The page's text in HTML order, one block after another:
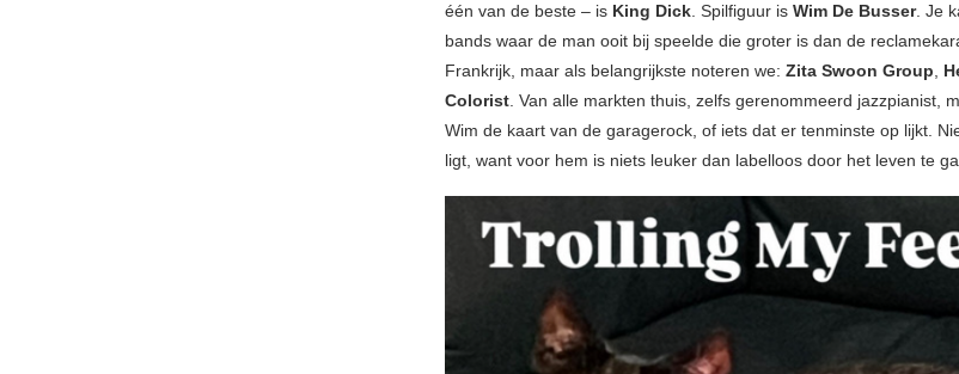
één van de beste – is King Dick. Spilfiguur is Wim De Busser. Je
bands waar de man ooit bij speelde die groter is dan de
Frankrijk, maar als belangrijkste noteren we: Zita Swoon Group,
Colorist. Van alle markten thuis, zelfs gerenommeerd jazzpianist,
Wim de kaart van de garagerock, of iets dat er tenminste op lijkt.
ligt, want voor hem is niets leuker dan labelloos door het leven te